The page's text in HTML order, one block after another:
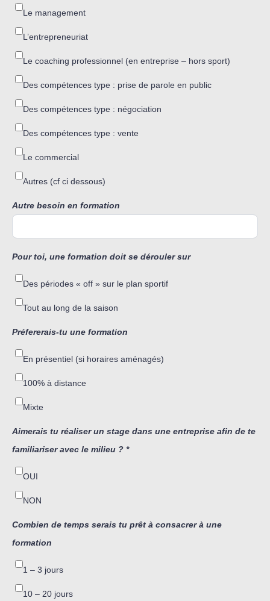
Le management
L’entrepreneuriat
Le coaching professionnel (en entreprise – hors sport)
Des compétences type : prise de parole en public
Des compétences type : négociation
Des compétences type : vente
Le commercial
Autres (cf ci dessous)
Autre besoin en formation
Pour toi, une formation doit se dérouler sur
Des périodes « off » sur le plan sportif
Tout au long de la saison
Préfererais-tu une formation
En présentiel (si horaires aménagés)
100% à distance
Mixte
Aimerais tu réaliser un stage dans une entreprise afin de te
familiariser avec le milieu ? *
OUI
NON
Combien de temps serais tu prêt à consacrer à une
formation
1 – 3 jours
10 – 20 jours